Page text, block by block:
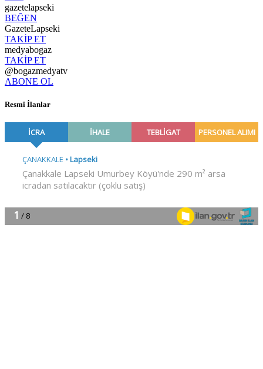
gazetelapseki
BEĞEN
GazeteLapseki
TAKİP ET
medyabogaz
TAKİP ET
@bogazmedyatv
ABONE OL
Resmî İlanlar